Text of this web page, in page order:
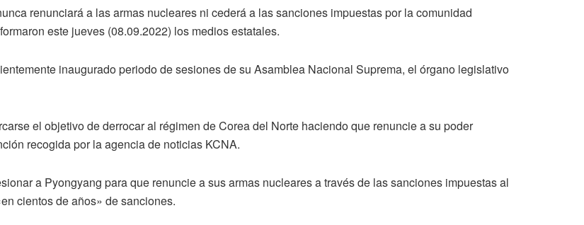
renunciará a las armas nucleares ni cederá a las sanciones impuestas por la comunidad
este jueves (08.09.2022) los medios estatales.
inaugurado periodo de sesiones de su Asamblea Nacional Suprema, el órgano legislativo
el objetivo de derrocar al régimen de Corea del Norte haciendo que renuncie a su poder
recogida por la agencia de noticias KCNA.
a Pyongyang para que renuncie a sus armas nucleares a través de las sanciones impuestas al
cientos de años» de sanciones.